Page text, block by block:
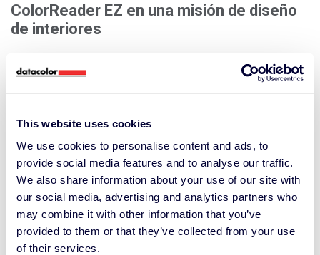
This website uses cookies
We use cookies to personalise content and ads, to
provide social media features and to analyse our traffic.
We also share information about your use of our site with
our social media, advertising and analytics partners who
may combine it with other information that you’ve
provided to them or that they’ve collected from your use
of their services.
ColorReader EZ en una misión de diseño
de interiores
Siguiendo una inspiración de color que obtuvo de la
alfombra de la zona de comedor de su salón, la
pintó sillas viejas en colores a juego y montó una
decoración de mesa veraniega en color oliva,
sugerida por la funcionalidad «coordinar colores» de
la aplicación. Para rematar, eligió asteres azules
como decoración de la mesa, que de nuevo escaneó
para pintar soportes de cuchillos a juego y elaborar
sus propias servilletas de mesa. Lee este artículo